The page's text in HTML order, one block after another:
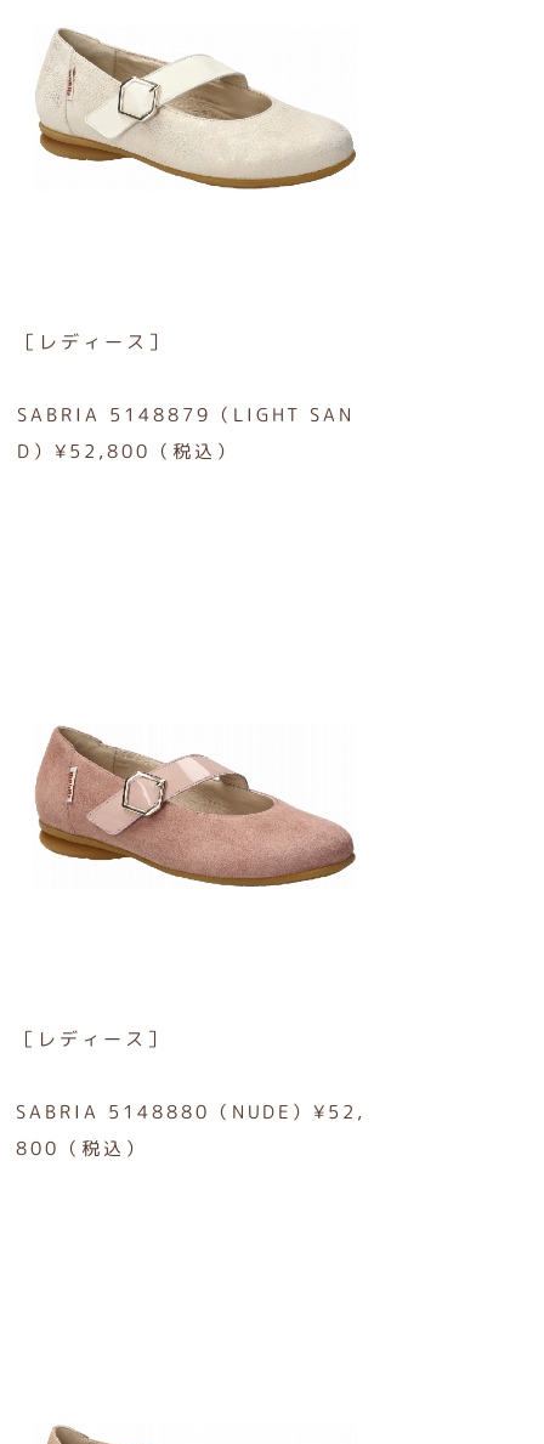
［レディース］
SABRIA 5148879（LIGHT SAN
D）¥52,800（税込）
［レディース］
SABRIA 5148880（NUDE）¥52,
800（税込）